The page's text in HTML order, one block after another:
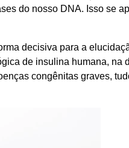
do nosso DNA. Isso se
decisiva para a
de insulina humana, na
congênitas graves,